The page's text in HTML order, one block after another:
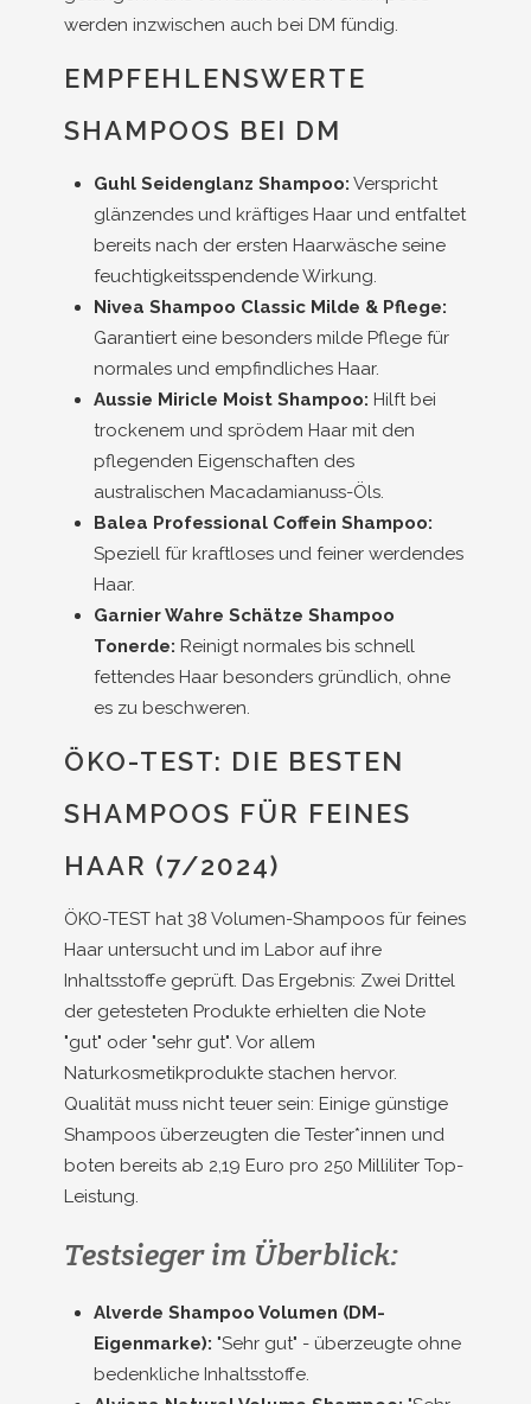
werden inzwischen auch bei DM fündig.
EMPFEHLENSWERTE
SHAMPOOS BEI DM
Guhl Seidenglanz Shampoo: Verspricht
glänzendes und kräftiges Haar und entfaltet
bereits nach der ersten Haarwäsche seine
feuchtigkeitsspendende Wirkung.
Nivea Shampoo Classic Milde & Pflege:
Garantiert eine besonders milde Pflege für
normales und empfindliches Haar.
Aussie Miricle Moist Shampoo: Hilft bei
trockenem und sprödem Haar mit den
pflegenden Eigenschaften des
australischen Macadamianuss-Öls.
Balea Professional Coffein Shampoo:
Speziell für kraftloses und feiner werdendes
Haar.
Garnier Wahre Schätze Shampoo
Tonerde: Reinigt normales bis schnell
fettendes Haar besonders gründlich, ohne
es zu beschweren.
ÖKO-TEST: DIE BESTEN
SHAMPOOS FÜR FEINES
HAAR (7/2024)
ÖKO-TEST hat 38 Volumen-Shampoos für feines
Haar untersucht und im Labor auf ihre
Inhaltsstoffe geprüft. Das Ergebnis: Zwei Drittel
der getesteten Produkte erhielten die Note
"gut" oder "sehr gut". Vor allem
Naturkosmetikprodukte stachen hervor.
Qualität muss nicht teuer sein: Einige günstige
Shampoos überzeugten die Tester*innen und
boten bereits ab 2,19 Euro pro 250 Milliliter Top-
Leistung.
Testsieger im Überblick:
Alverde Shampoo Volumen (DM-
Eigenmarke): "Sehr gut" - überzeugte ohne
bedenkliche Inhaltsstoffe.